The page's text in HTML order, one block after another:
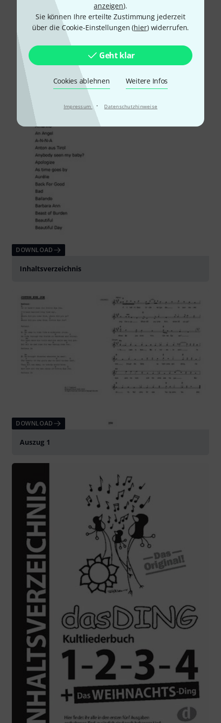
anzeigen).
Sie können Ihre erteilte Zustimmung jederzeit
über die Cookie-Einstellungen (hier) widerrufen.
Geht klar
Cookies ablehnen Weitere Infos
Impressum · Datenschutzhinweise
DOWNLOAD
Inhaltsverzeichnis
DOWNLOAD
Auszug 1